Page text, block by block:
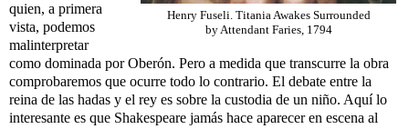
Henry Fuseli. Titania Awakes Surrounded
by Attendant Faries, 1794
quien, a primera
vista, podemos
malinterpretar
como dominada por Oberón. Pero a medida que transcurre la obra
comprobaremos que ocurre todo lo contrario. El debate entre la
reina de las hadas y el rey es sobre la custodia de un niño. Aquí lo
interesante es que Shakespeare jamás hace aparecer en escena al